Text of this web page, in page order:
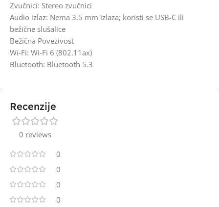
Zvučnici: Stereo zvučnici
Audio izlaz: Nema 3.5 mm izlaza; koristi se USB-C ili
bežične slušalice
Bežična Povezivost
Wi-Fi: Wi-Fi 6 (802.11ax)
Bluetooth: Bluetooth 5.3
Recenzije
0 reviews
0
0
0
0